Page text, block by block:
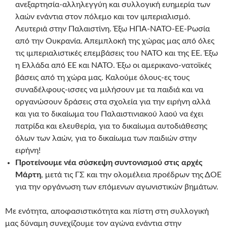
ανεξαρτησία-αλληλεγγύη και συλλογική ευημερία των
λαών ενάντια στον πόλεμο και τον ιμπεριαλισμό.
Λευτεριά στην Παλαιστίνη. Έξω ΗΠΑ-ΝΑΤΟ-ΕΕ-Ρωσία
από την Ουκρανία. Απεμπλοκή της χώρας μας από όλες
τις ιμπεριαλιστικές επεμβάσεις του ΝΑΤΟ και της ΕΕ. Έξω
η Ελλάδα από ΕΕ και ΝΑΤΟ. Έξω οι αμερικανο-νατοϊκές
βάσεις από τη χώρα μας. Καλούμε όλους-ες τους
συναδέλφους-ισσες να μιλήσουν με τα παιδιά και να
οργανώσουν δράσεις στα σχολεία για την ειρήνη αλλά
και για το δικαίωμα του Παλαιστινιακού λαού να έχει
πατρίδα και ελευθερία, για το δικαίωμα αυτοδιάθεσης
όλων των λαών, για το δικαίωμα των παιδιών στην
ειρήνη!
Προτείνουμε νέα σύσκεψη συντονισμού στις αρχές
Μάρτη, μετά τις ΓΣ και την ολομέλεια προέδρων της ΔΟΕ
για την οργάνωση των επόμενων αγωνιστικών βημάτων.
Με ενότητα, αποφασιστικότητα και πίστη στη συλλογική
μας δύναμη συνεχίζουμε τον αγώνα ενάντια στην